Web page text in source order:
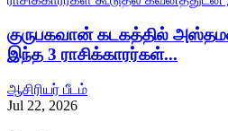
குருபகவான் கடகத்தில்
இந்த 3 ராசிக்காரர்கள்...
ஆசிரியர் பீடம்
Jul 22, 2026